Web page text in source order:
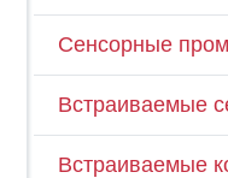
Сенсорные
Встраиваемые
Встраиваемые